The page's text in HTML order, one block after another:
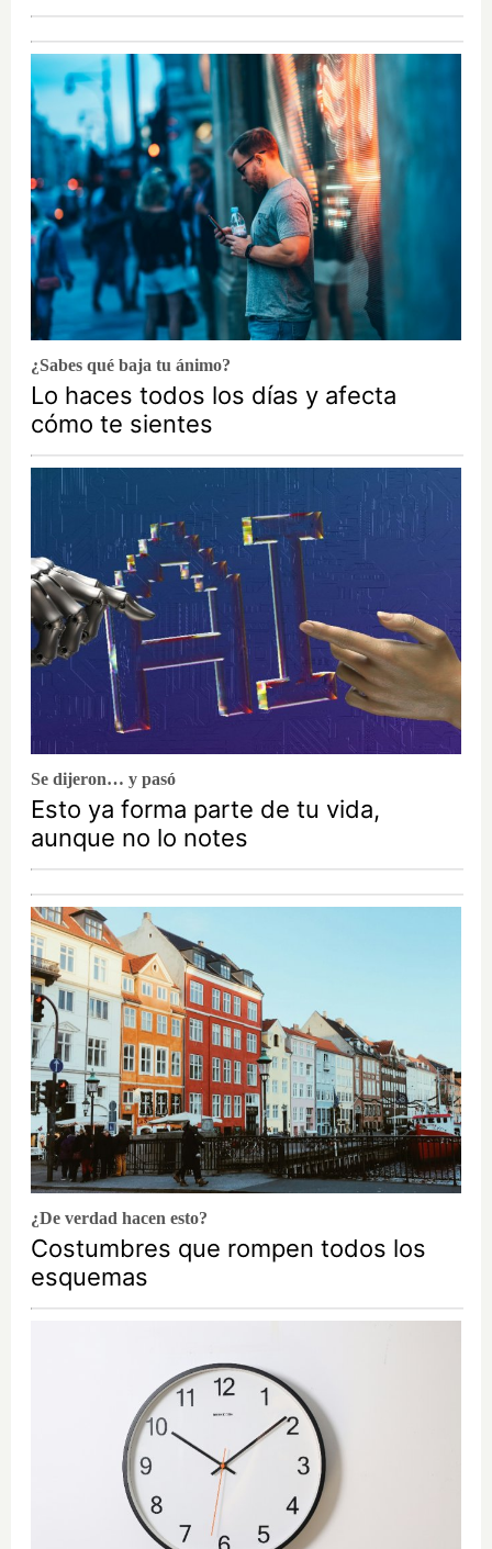
¿Sabes qué baja tu ánimo?
Lo haces todos los días y afecta
cómo te sientes
Se dijeron… y pasó
Esto ya forma parte de tu vida,
aunque no lo notes
¿De verdad hacen esto?
Costumbres que rompen todos los
esquemas